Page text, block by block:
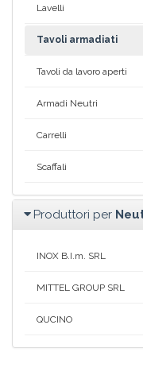
Lavelli
Tavoli armadiati
Tavoli da lavoro aperti
Armadi Neutri
Carrelli
Scaffali
Produttori per
INOX B.I.m. SRL
MITTEL GROUP SRL
QUCINO